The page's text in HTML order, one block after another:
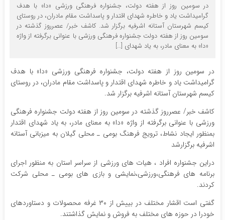
در سومین روز از هفته دولت، جشنواره فرهنگی ورزشی «دا» با هدف
گرامیداشت یاد و خاطره شهدای اقتدار و پاسداشت مقام مادران، در روستای
کیسم شهرستان آستانه اشرفیه برگزار شد. کاشف خبر/ عصرروز گذشته در
سومین روز از هفته دولت جشنواره فرهنگی ورزشی با عنوانی برگرفته از واژه
«دا» به معنای مادر، به یاد شهدای […]
در سومین روز از هفته دولت، جشنواره فرهنگی ورزشی «دا» با هدف
گرامیداشت یاد و خاطره شهدای اقتدار و پاسداشت مقام مادران، در روستای
کیسم شهرستان آستانه اشرفیه برگزار شد.
کاشف خبر/ عصرروز گذشته در سومین روز از هفته دولت جشنواره فرهنگی
ورزشی با عنوانی برگرفته از واژه «دا» به معنای مادر، به یاد شهدای اقتدار
بمنظور ایجاد نشاط، ترویج فرهنگ بومی ـ محلی گیلان به میزبانی آستانه
اشرفیه برگزارشد
دراین جشنواره افراد ، هیات های ورزشی از سراسر استان به منظور اجرای
برنامه های فرهنگی،ورزشی،نمایشی و بازی های بومی ـ محلی شرکت
کردند.
گفتی است اقشار مختلف در بییش از ۳۰ غرفه محصولات و دستاوردهای
خودرا در حوزه های مختلف به فروش و نمایش گذاشتند.